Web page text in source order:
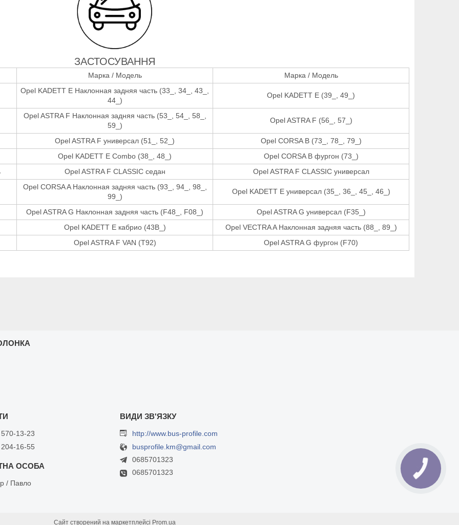
ЗАСТОСУВАННЯ
Марка / Модель
Марка / Модель
Opel KADETT E Наклонная задняя часть (33_, 34_, 43_,
44_)
Opel KADETT E (39_, 49_)
Opel ASTRA F Наклонная задняя часть (53_, 54_, 58_,
59_)
Opel ASTRA F (56_, 57_)
Opel ASTRA F универсал (51_, 52_)
Opel CORSA B (73_, 78_, 79_)
Opel KADETT E Combo (38_, 48_)
Opel CORSA B фургон (73_)
Opel ASTRA F CLASSIC седан
Opel ASTRA F CLASSIC универсал
Opel CORSA A Наклонная задняя часть (93_, 94_, 98_,
99_)
Opel KADETT E универсал (35_, 36_, 45_, 46_)
Opel ASTRA G Наклонная задняя часть (F48_, F08_)
Opel ASTRA G универсал (F35_)
Opel KADETT E кабрио (43B_)
Opel VECTRA A Наклонная задняя часть (88_, 89_)
Opel ASTRA F VAN (T92)
Opel ASTRA G фургон (F70)
13-23
16-55
/ Павло
http://www.bus-profile.com
busprofile.km@gmail.com
0685701323
0685701323
Сайт створений на маркетплейсі Prom.ua